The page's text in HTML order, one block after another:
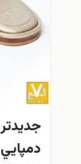
دمپايي